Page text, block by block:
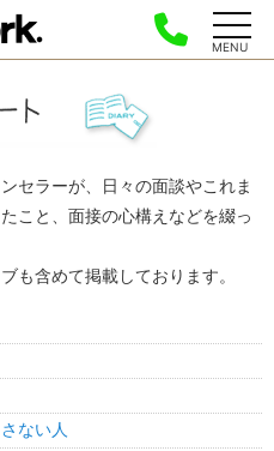
MENU
セラーが、日々の面談やこれま
こと、面接の心構えなどを綴っ
も含めて掲載しております。
ない人